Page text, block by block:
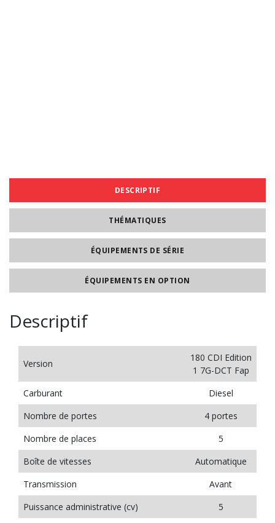
DESCRIPTIF
THÉMATIQUES
ÉQUIPEMENTS DE SÉRIE
ÉQUIPEMENTS EN OPTION
Descriptif
Version
180 CDI Edition
1 7G-DCT Fap
Carburant
Diesel
Nombre de portes
4 portes
Nombre de places
5
Boîte de vitesses
Automatique
Transmission
Avant
Puissance administrative (cv)
5